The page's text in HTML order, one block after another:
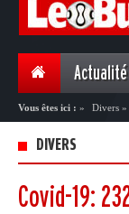
Actualité
Vous êtes ici : » Divers »
DIVERS
Covid-19: